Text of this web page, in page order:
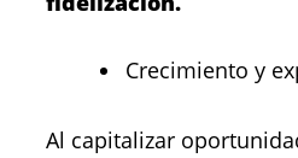
Crecimiento y
Al capitalizar